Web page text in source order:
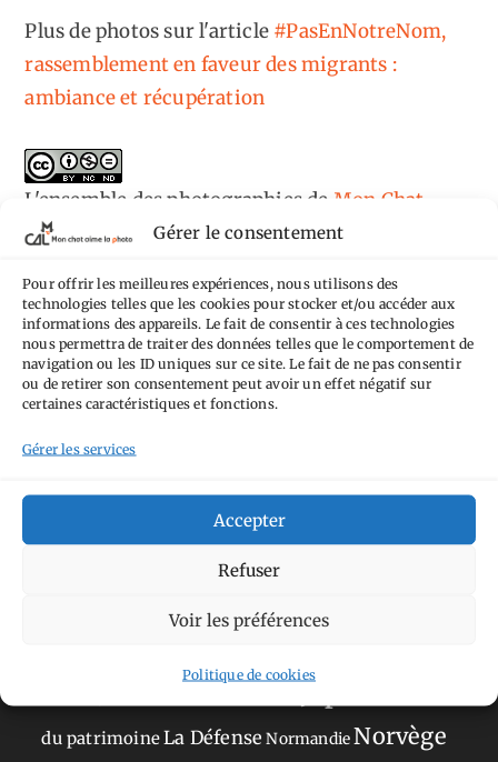
Gérer le consentement
Pour offrir les meilleures expériences, nous utilisons des
technologies telles que les cookies pour stocker et/ou accéder aux
informations des appareils. Le fait de consentir à ces technologies
nous permettra de traiter des données telles que le comportement de
navigation ou les ID uniques sur ce site. Le fait de ne pas consentir
ou de retirer son consentement peut avoir un effet négatif sur
certaines caractéristiques et fonctions.
Gérer les services
Accepter
Refuser
Voir les préférences
Politique de cookies
Plus de photos sur l'article #PasEnNotreNom,
rassemblement en faveur des migrants :
ambiance et récupération
L'ensemble des photographies de Mon Chat
Aime la Photoest mis à disposition selon les
Attribution - Pas d'Utilisation Commerciale -
Pas de Modification 4.0 International.
Fondé(e) sur une œuvre dehttps://mcalp.fr.
Aimez-vous bordel
Anti tourismeBarBelgiqueBurger
Japon
du patrimoineLa Défense NormandieNorvège